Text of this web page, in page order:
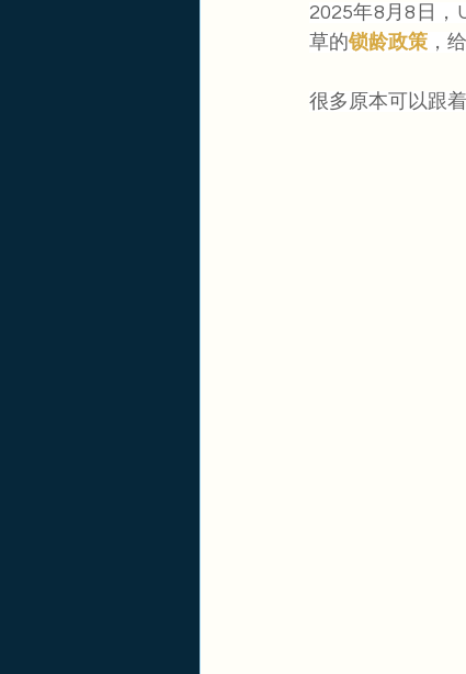
2025年8月8日，
草的锁龄政策 ，
很多原本可以跟